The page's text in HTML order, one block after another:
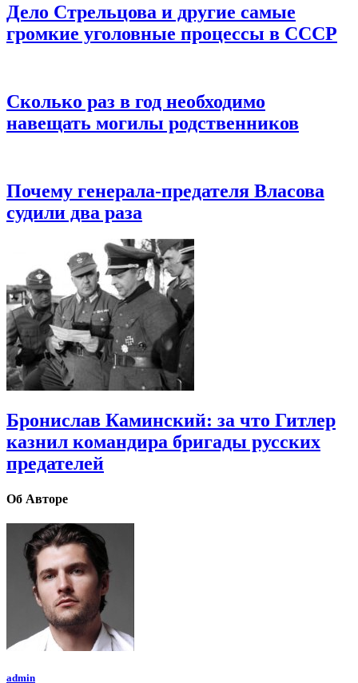
Дело Стрельцова и другие самые
громкие уголовные процессы в СССР
Сколько раз в год необходимо
навещать могилы родственников
Почему генерала-предателя Власова
судили два раза
Бронислав Каминский: за что Гитлер
казнил командира бригады русских
предателей
Об Авторе
admin